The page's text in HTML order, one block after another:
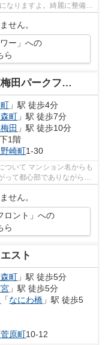
なりますよ。綺麗に整備さ
せん。
ー」への
ら
パークフロント
」駅 徒歩4分
町 」駅 徒歩7分
田 」駅 徒歩10分
1階
野崎町1-30
ついて マンション名からも
って都心部でありながらフ
せん。
ロント」への
ら
スト
町 」駅 徒歩5分
」駅 徒歩5分
「なにわ橋 」駅 徒歩5
菅原町10-12